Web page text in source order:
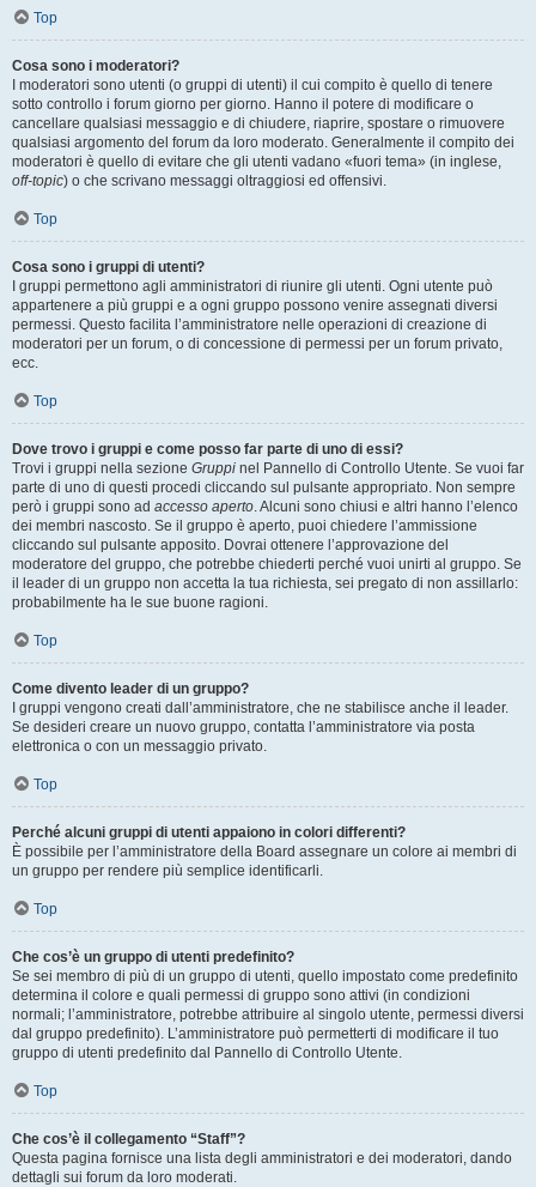
Top
Cosa sono i moderatori?
I moderatori sono utenti (o gruppi di utenti) il cui compito è quello di tenere
sotto controllo i forum giorno per giorno. Hanno il potere di modificare o
cancellare qualsiasi messaggio e di chiudere, riaprire, spostare o rimuovere
qualsiasi argomento del forum da loro moderato. Generalmente il compito dei
moderatori è quello di evitare che gli utenti vadano «fuori tema» (in inglese,
off-topic) o che scrivano messaggi oltraggiosi ed offensivi.
Top
Cosa sono i gruppi di utenti?
I gruppi permettono agli amministratori di riunire gli utenti. Ogni utente può
appartenere a più gruppi e a ogni gruppo possono venire assegnati diversi
permessi. Questo facilita l’amministratore nelle operazioni di creazione di
moderatori per un forum, o di concessione di permessi per un forum privato,
ecc.
Top
Dove trovo i gruppi e come posso far parte di uno di essi?
Trovi i gruppi nella sezione Gruppi nel Pannello di Controllo Utente. Se vuoi far
parte di uno di questi procedi cliccando sul pulsante appropriato. Non sempre
però i gruppi sono ad accesso aperto. Alcuni sono chiusi e altri hanno l’elenco
dei membri nascosto. Se il gruppo è aperto, puoi chiedere l’ammissione
cliccando sul pulsante apposito. Dovrai ottenere l’approvazione del
moderatore del gruppo, che potrebbe chiederti perché vuoi unirti al gruppo. Se
il leader di un gruppo non accetta la tua richiesta, sei pregato di non assillarlo:
probabilmente ha le sue buone ragioni.
Top
Come divento leader di un gruppo?
I gruppi vengono creati dall’amministratore, che ne stabilisce anche il leader.
Se desideri creare un nuovo gruppo, contatta l’amministratore via posta
elettronica o con un messaggio privato.
Top
Perché alcuni gruppi di utenti appaiono in colori differenti?
È possibile per l’amministratore della Board assegnare un colore ai membri di
un gruppo per rendere più semplice identificarli.
Top
Che cos’è un gruppo di utenti predefinito?
Se sei membro di più di un gruppo di utenti, quello impostato come predefinito
determina il colore e quali permessi di gruppo sono attivi (in condizioni
normali; l’amministratore, potrebbe attribuire al singolo utente, permessi diversi
dal gruppo predefinito). L’amministratore può permetterti di modificare il tuo
gruppo di utenti predefinito dal Pannello di Controllo Utente.
Top
Che cos’è il collegamento “Staff”?
Questa pagina fornisce una lista degli amministratori e dei moderatori, dando
dettagli sui forum da loro moderati.